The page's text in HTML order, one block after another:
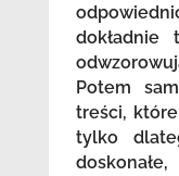
dokładnie
Potem
treści,
tylko